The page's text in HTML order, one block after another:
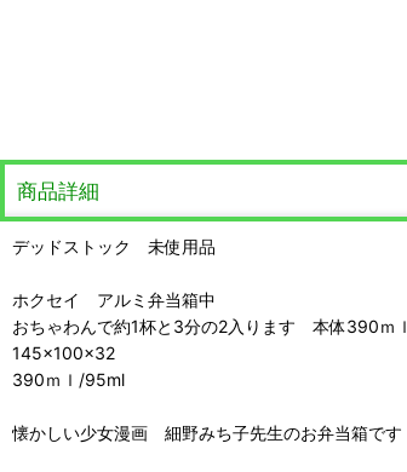
商品詳細
デッドストック 未使用品
ホクセイ アルミ弁当箱中
おちゃわんで約1杯と3分の2入ります 本体390ｍｌ
145×100×32
390ｍｌ/95ml
懐かしい少女漫画 細野みち子先生のお弁当箱です